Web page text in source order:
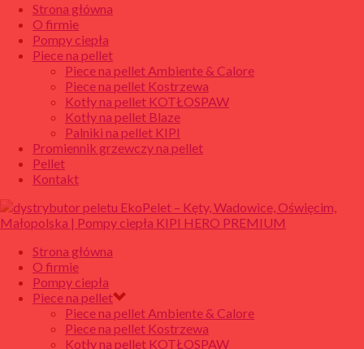
Strona główna
O firmie
Pompy ciepła
Piece na pellet
Piece na pellet Ambiente & Calore
Piece na pellet Kostrzewa
Kotły na pellet KOTŁOSPAW
Kotły na pellet Blaze
Palniki na pellet KIPI
Promiennik grzewczy na pellet
Pellet
Kontakt
Strona główna
O firmie
Pompy ciepła
Piece na pellet
Piece na pellet Ambiente & Calore
Piece na pellet Kostrzewa
Kotły na pellet KOTŁOSPAW